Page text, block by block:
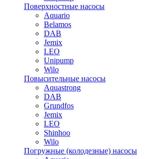
Поверхностные насосы
Aquario
Belamos
DAB
Jemix
LEO
Unipump
Wilo
Повысительные насосы
Aquastrong
DAB
Grundfos
Jemix
LEO
Shinhoo
Wilo
Погружные (колодезные) насосы